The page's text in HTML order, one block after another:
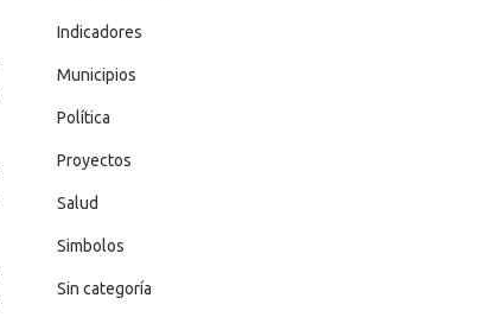
Indicadores
Municipios
Política
Proyectos
Salud
Simbolos
Sin categoría